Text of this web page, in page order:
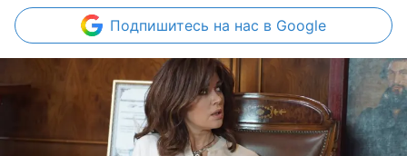
Подпишитесь на нас в Google